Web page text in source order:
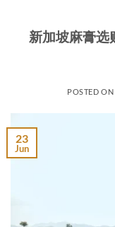
新加坡麻膏选
POSTED ON
23
Jun